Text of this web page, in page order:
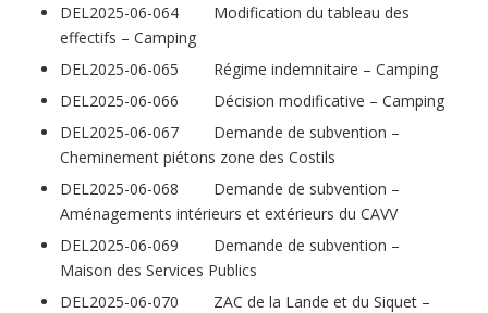
DEL2025-06-064 Modification du tableau des
effectifs – Camping
DEL2025-06-065 Régime indemnitaire – Camping
DEL2025-06-066 Décision modificative – Camping
DEL2025-06-067 Demande de subvention –
Cheminement piétons zone des Costils
DEL2025-06-068 Demande de subvention –
Aménagements intérieurs et extérieurs du CAVV
DEL2025-06-069 Demande de subvention –
Maison des Services Publics
DEL2025-06-070 ZAC de la Lande et du Siquet –